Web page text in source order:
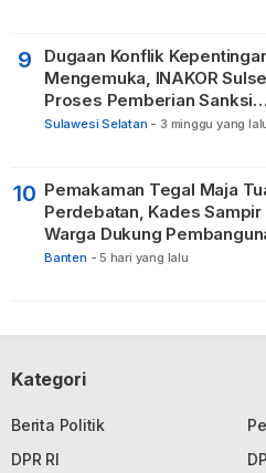
Pidana
9
Dugaan Konflik
Mengemuka, INAKOR
Proses Pemberian Sanksi
terhadap ASN di Bone
Sulawesi Selatan - 3 minggu yang
10 Pemakaman Tegal Maja
Perdebatan, Kades Sampir
Warga Dukung
TPBU karena Dinilai Bawa
Banten - 5 hari yang lalu
Kategori
Berita Politik
DPR RI